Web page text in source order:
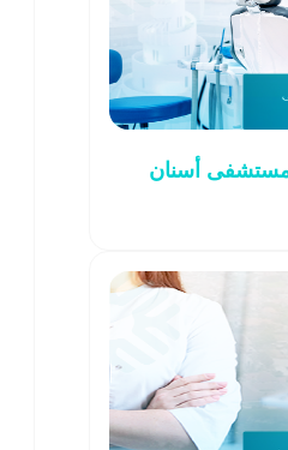
مستشفى أسنان